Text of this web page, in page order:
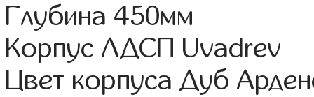
Глубина 450мм
Корпус ЛДСП Uvadrev
Цвет корпуса Дуб